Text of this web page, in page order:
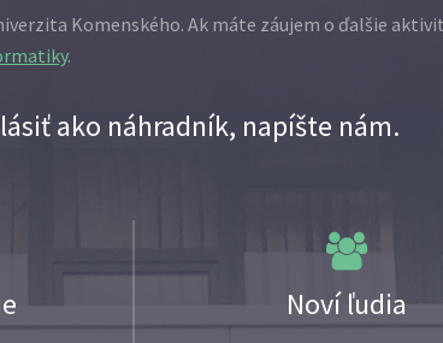
Komenského. Ak máte záujem o ďalšie
.
ako náhradník, napíšte nám.
Noví ľudia